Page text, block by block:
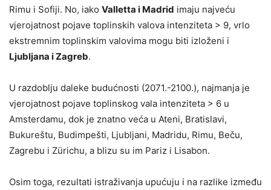
Rimu i Sofiji. No, iako Valletta i Madrid imaju najveću
vjerojatnost pojave toplinskih valova intenziteta > 9, vrlo
ekstremnim toplinskim valovima mogu biti izloženi i
Ljubljana i Zagreb.
U razdoblju daleke budućnosti (2071.-2100.), najmanja je
vjerojatnost pojave toplinskog vala intenziteta > 6 u
Amsterdamu, dok je znatno veća u Ateni, Bratislavi,
Bukureštu, Budimpešti, Ljubljani, Madridu, Rimu, Beču,
Zagrebu i Zürichu, a blizu su im Pariz i Lisabon.
Osim toga, rezultati istraživanja upućuju i na razlike između